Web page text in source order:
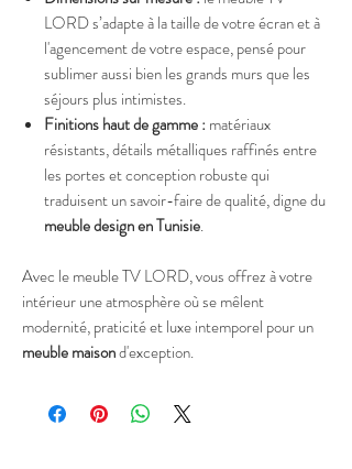
LORD s’adapte à la taille de votre écran et à
l'agencement de votre espace, pensé pour
sublimer aussi bien les grands murs que les
séjours plus intimistes.
Finitions haut de gamme : matériaux
résistants, détails métalliques raffinés entre
les portes et conception robuste qui
traduisent un savoir-faire de qualité, digne du
meuble design en Tunisie.
Avec le meuble TV LORD, vous offrez à votre
intérieur une atmosphère où se mêlent
modernité, praticité et luxe intemporel pour un
meuble maisond'exception.